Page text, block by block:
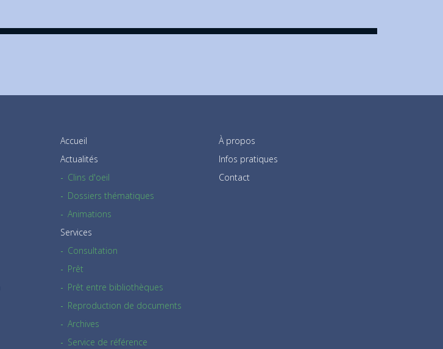
Accueil
Actualités
Clins d'oeil
Dossiers thématiques
Animations
Services
Consultation
Prêt
Prêt entre bibliothèques
Reproduction de documents
Archives
Service de référence
À propos
Infos pratiques
Contact